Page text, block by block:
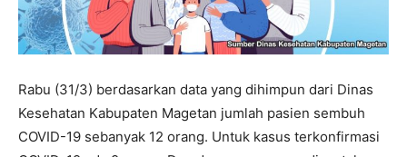
Rabu (31/3) berdasarkan data yang dihimpun dari Dinas
Kesehatan Kabupaten Magetan jumlah pasien sembuh
COVID-19 sebanyak 12 orang. Untuk kasus terkonfirmasi